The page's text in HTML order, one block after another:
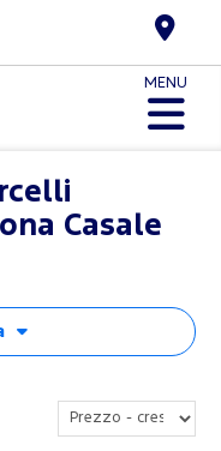
MENU
Casale